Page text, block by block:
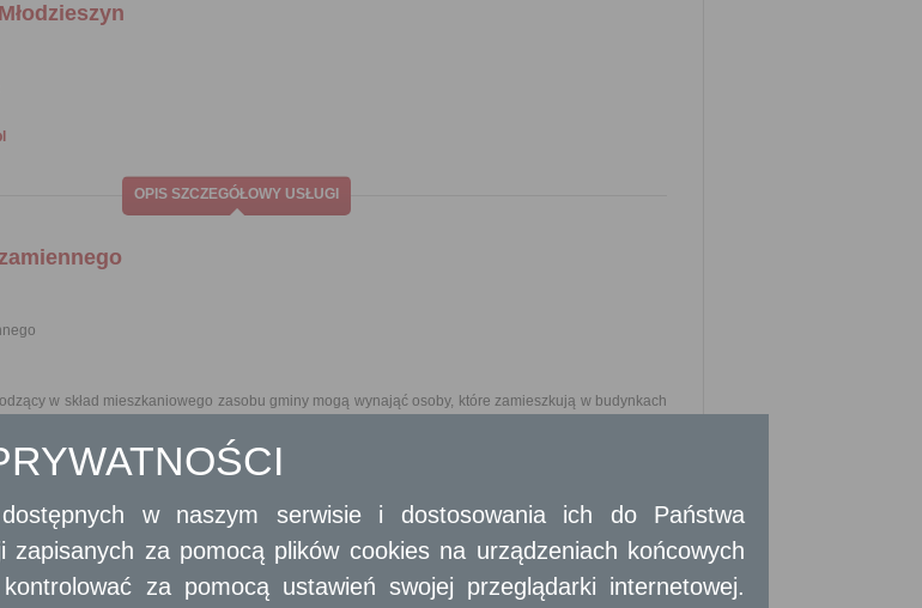
OPIS SZCZEGÓŁOWY USŁUGI
w skład mieszkaniowego zasobu gminy mogą wynająć osoby, które zamieszkują w budynkach
znajdujący się w tej samej miejscowości, w której jest położony lokal dotychczasowy, wyposażony
używanym; warunek ten uznaje się za spełniony, jeżeli na członka gospodarstwa domowego
w naszym serwisie i dostosowania ich do Państwa
za pomocą plików cookies na urządzeniach końcowych
za pomocą ustawień swojej przeglądarki internetowej.